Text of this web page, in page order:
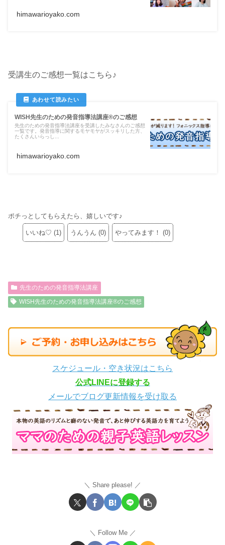
himawarioyako.com
受講生のご感想一覧はこちら♪
WISH先生のための発音指導法講座®のご感想
先生のための発音指導法講座を受講したみなさんのご感想
一覧です。発音指導に関するモヤモヤがスッキリした方、
たくさんいらっし...
himawarioyako.com
ポチっとしてもらえたら、嬉しいです♪
いいね♡ (1) うんうん (0) やってみます！ (0)
先生のための発音指導法講座
WISH先生のための発音指導法講座®のご感想
スケジュール・空き状況はこちら
公式LINEに登録する
メールでブログ更新情報を受け取る
Share please!
Follow Me